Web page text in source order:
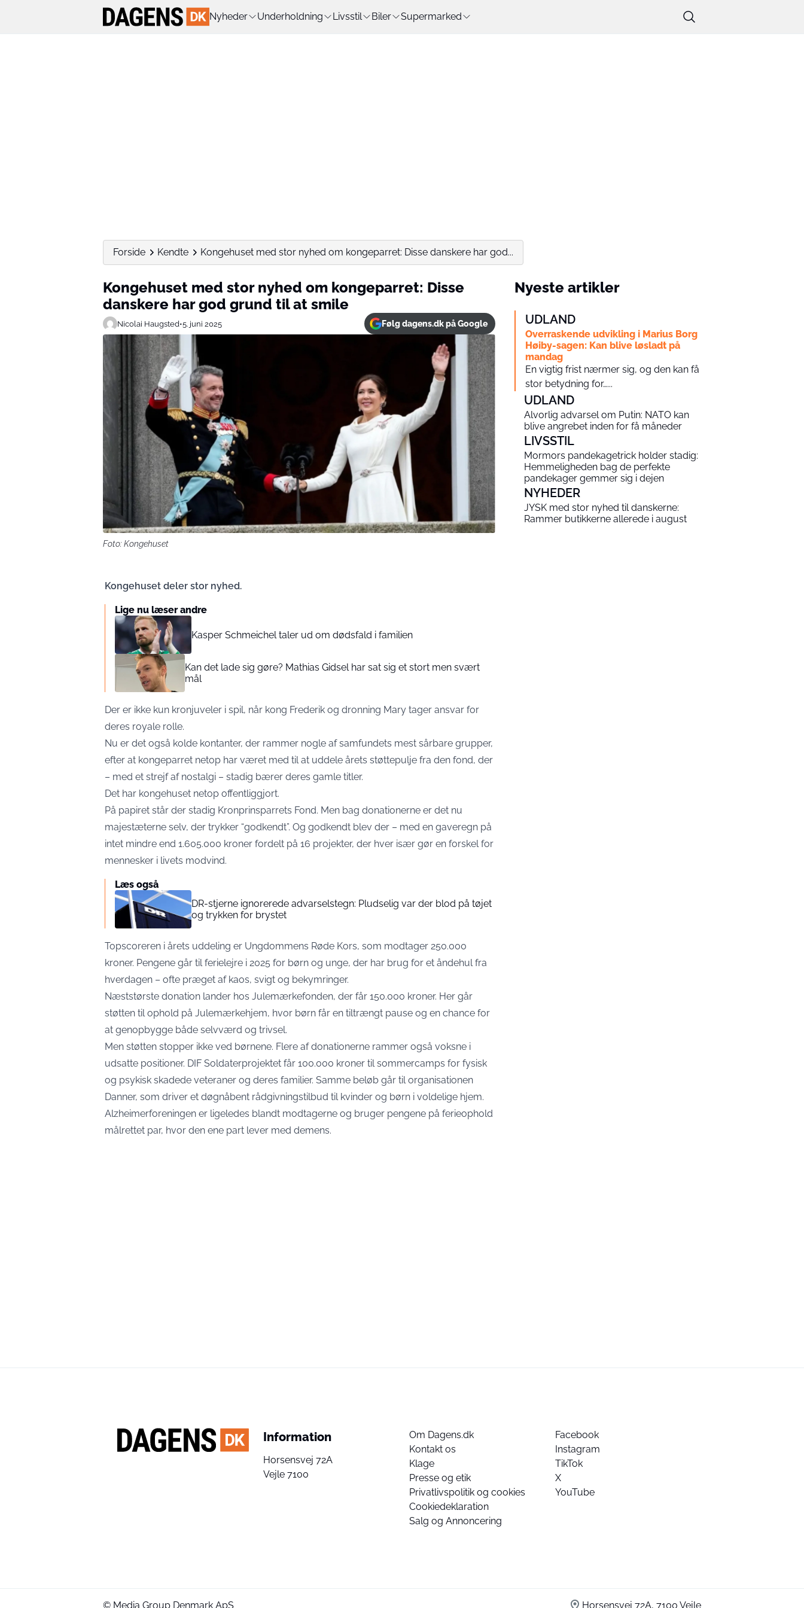
Nyheder Underholdning Livsstil Biler Supermarked
Forside Kendte Kongehuset med stor nyhed om kongeparret: Disse danskere har god...
Kongehuset med stor nyhed om kongeparret: Disse
danskere har god grund til at smile
Nicolai Haugsted•5. juni 2025 Følg dagens.dk på Google
Foto: Kongehuset
Kongehuset deler stor nyhed.
Lige nu læser andre
Kasper Schmeichel taler ud om dødsfald i familien
Kan det lade sig gøre? Mathias Gidsel har sat sig et stort men svært
mål
Der er ikke kun kronjuveler i spil, når kong Frederik og dronning Mary tager ansvar for
deres royale rolle.
Nu er det også kolde kontanter, der rammer nogle af samfundets mest sårbare grupper,
efter at kongeparret netop har været med til at uddele årets støttepulje fra den fond, der
– med et strejf af nostalgi – stadig bærer deres gamle titler.
Det har kongehuset netop offentliggjort.
På papiret står der stadig Kronprinsparrets Fond. Men bag donationerne er det nu
majestæterne selv, der trykker “godkendt”. Og godkendt blev der – med en gaveregn på
intet mindre end 1.605.000 kroner fordelt på 16 projekter, der hver især gør en forskel for
mennesker i livets modvind.
Læs også
DR-stjerne ignorerede advarselstegn: Pludselig var der blod på tøjet
og trykken for brystet
Topscoreren i årets uddeling er Ungdommens Røde Kors, som modtager 250.000
kroner. Pengene går til ferielejre i 2025 for børn og unge, der har brug for et åndehul fra
hverdagen – ofte præget af kaos, svigt og bekymringer.
Næststørste donation lander hos Julemærkefonden, der får 150.000 kroner. Her går
støtten til ophold på Julemærkehjem, hvor børn får en tiltrængt pause og en chance for
at genopbygge både selvværd og trivsel.
Men støtten stopper ikke ved børnene. Flere af donationerne rammer også voksne i
udsatte positioner. DIF Soldaterprojektet får 100.000 kroner til sommercamps for fysisk
og psykisk skadede veteraner og deres familier. Samme beløb går til organisationen
Danner, som driver et døgnåbent rådgivningstilbud til kvinder og børn i voldelige hjem.
Alzheimerforeningen er ligeledes blandt modtagerne og bruger pengene på ferieophold
målrettet par, hvor den ene part lever med demens.
Nyeste artikler
UDLAND
Overraskende udvikling i Marius Borg
Høiby-sagen: Kan blive løsladt på
mandag
En vigtig frist nærmer sig, og den kan få
stor betydning for…...
UDLAND
Alvorlig advarsel om Putin: NATO kan
blive angrebet inden for få måneder
LIVSSTIL
Mormors pandekagetrick holder stadig:
Hemmeligheden bag de perfekte
pandekager gemmer sig i dejen
NYHEDER
JYSK med stor nyhed til danskerne:
Rammer butikkerne allerede i august
Information
Horsensvej 72A
Vejle 7100
Om Dagens.dk
Kontakt os
Klage
Presse og etik
Privatlivspolitik og cookies
Cookiedeklaration
Salg og Annoncering
Facebook
Instagram
TikTok
X
YouTube
© Media Group Denmark ApS Horsensvej 72A, 7100 Vejle